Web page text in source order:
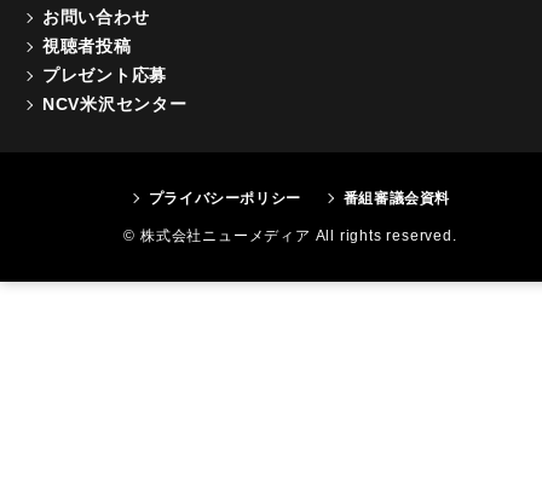
お問い合わせ
視聴者投稿
プレゼント応募
NCV米沢センター
プライバシーポリシー 番組審議会資料
© 株式会社ニューメディア All rights reserved.